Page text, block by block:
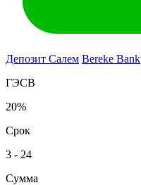
Депозит Салем Bereke Bank
ГЭСВ
20%
Срок
3 - 24
Сумма